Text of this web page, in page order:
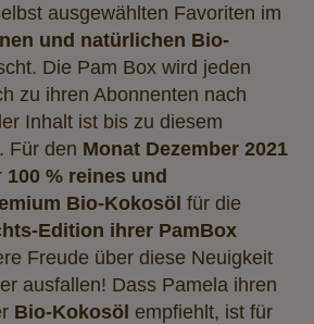
ausgewählten Favoriten im
und natürlichen Bio-
Die Pam Box wird jeden
zu ihren Abonnenten nach
Inhalt ist bis zu diesem
Für den Monat Dezember 2021
100 % reines und
Bio-Kokosöl für die
Edition ihrer PamBox
Freude über diese Neuigkeit
ausfallen! Dass Pamela ihren
Bio-Kokosöl empfiehlt, ist für